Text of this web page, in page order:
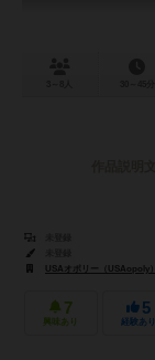
USAオポリー（USAopoly）
7
興味あり
5
経験あり